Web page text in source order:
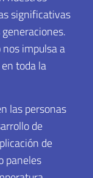
significativas
impulsa a
toda la
las personas
de
de
paneles